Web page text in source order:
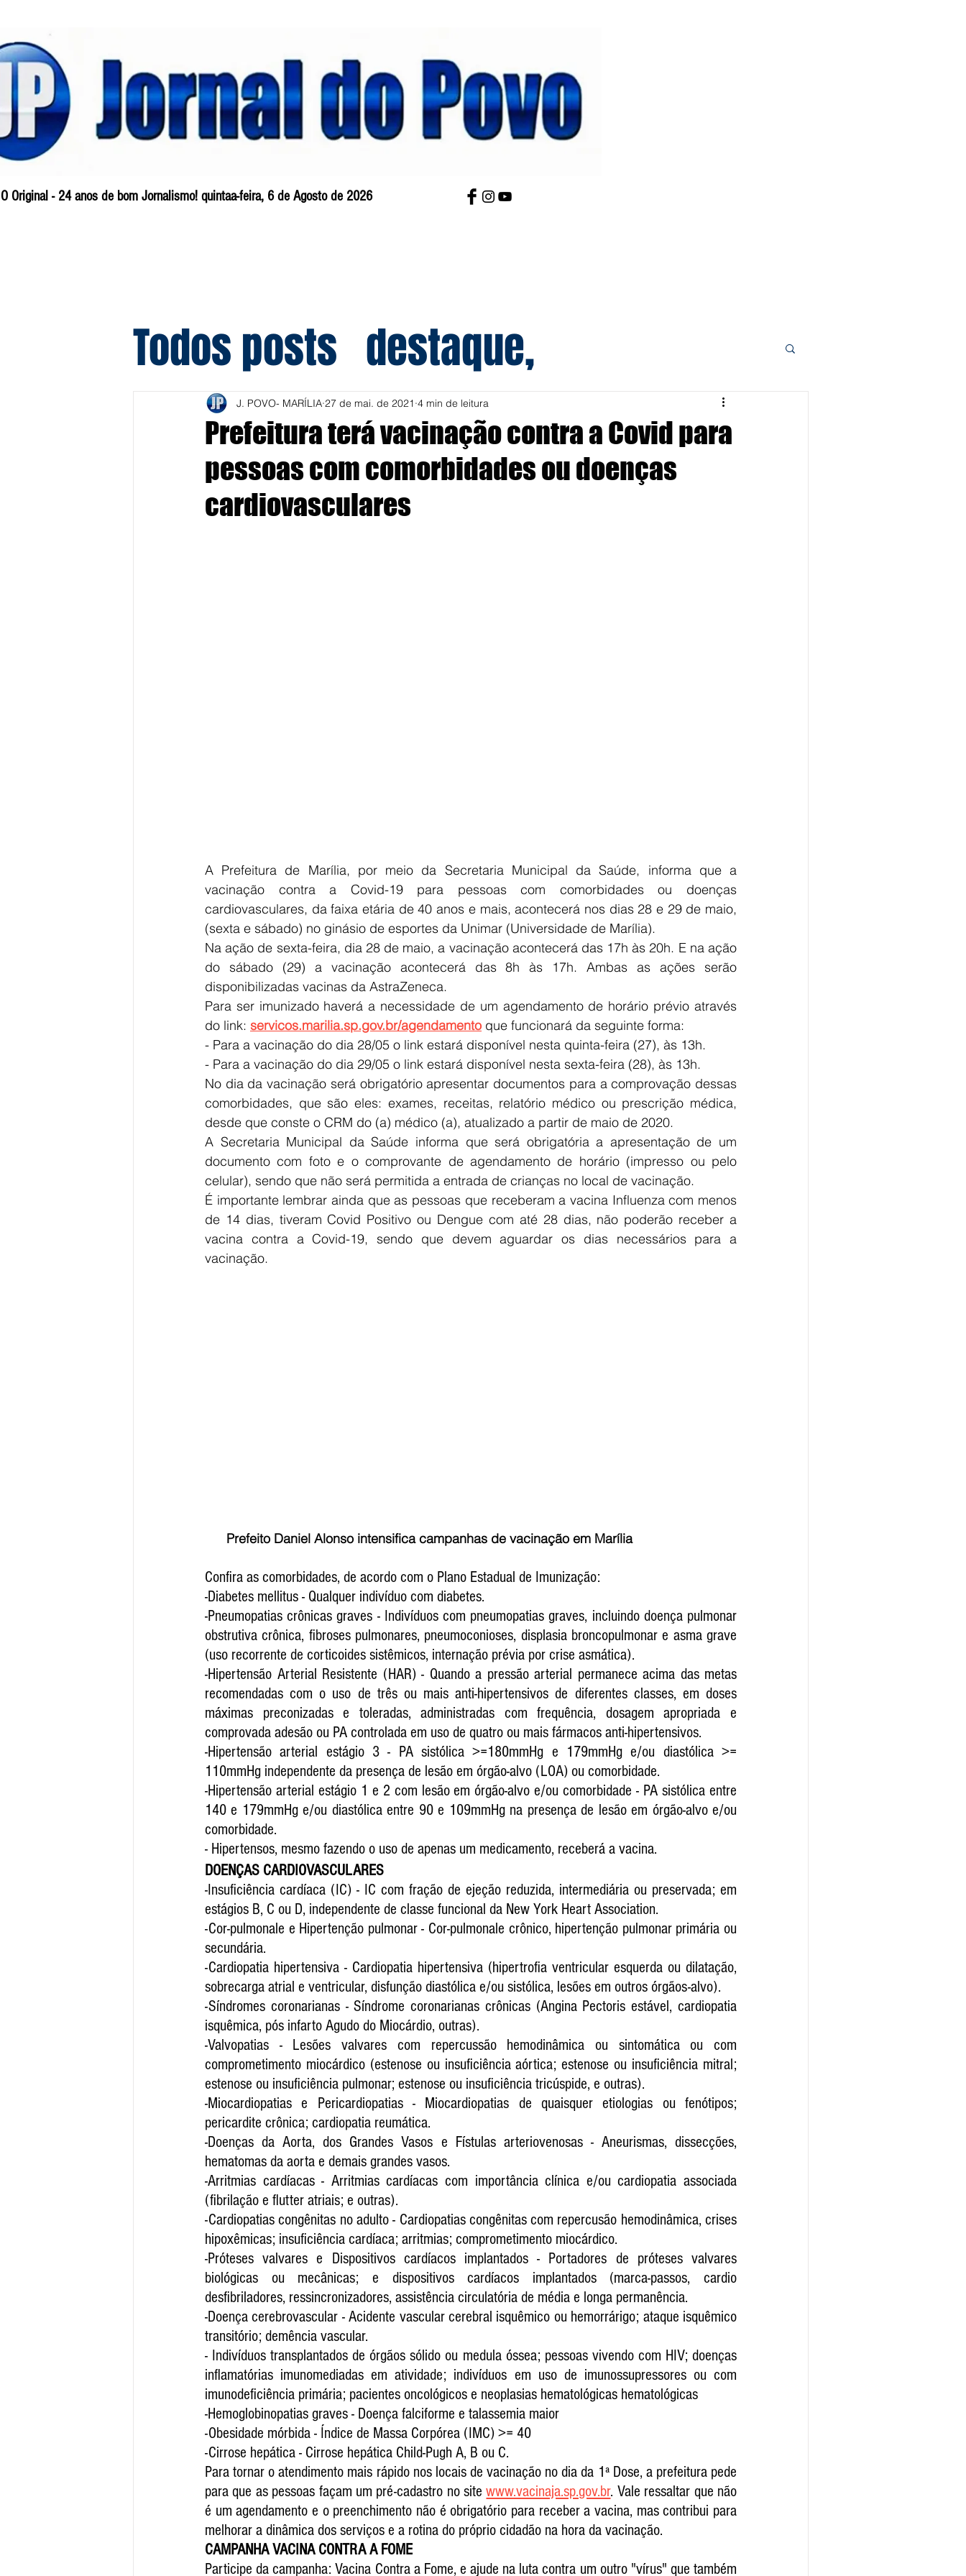
O Original - 24 anos de bom Jornalismo! quintaa-feira, 6 de Agosto de 2026
Todos posts destaque,
Prefeitura terá vacinação contra a Covid para
pessoas com comorbidades ou doenças
cardiovasculares
J. POVO- MARÍLIA 27 de mai. de 2021 4 min de leitura
A Prefeitura de Marília, por meio da Secretaria Municipal da Saúde, informa que a
vacinação contra a Covid-19 para pessoas com comorbidades ou doenças
cardiovasculares, da faixa etária de 40 anos e mais, acontecerá nos dias 28 e 29 de maio,
(sexta e sábado) no ginásio de esportes da Unimar (Universidade de Marília).
Na ação de sexta-feira, dia 28 de maio, a vacinação acontecerá das 17h às 20h. E na ação
do sábado (29) a vacinação acontecerá das 8h às 17h. Ambas as ações serão
disponibilizadas vacinas da AstraZeneca.
Para ser imunizado haverá a necessidade de um agendamento de horário prévio através
do link: servicos.marilia.sp.gov.br/agendamento que funcionará da seguinte forma:
- Para a vacinação do dia 28/05 o link estará disponível nesta quinta-feira (27), às 13h.
- Para a vacinação do dia 29/05 o link estará disponível nesta sexta-feira (28), às 13h.
No dia da vacinação será obrigatório apresentar documentos para a comprovação dessas
comorbidades, que são eles: exames, receitas, relatório médico ou prescrição médica,
desde que conste o CRM do (a) médico (a), atualizado a partir de maio de 2020.
A Secretaria Municipal da Saúde informa que será obrigatória a apresentação de um
documento com foto e o comprovante de agendamento de horário (impresso ou pelo
celular), sendo que não será permitida a entrada de crianças no local de vacinação.
É importante lembrar ainda que as pessoas que receberam a vacina Influenza com menos
de 14 dias, tiveram Covid Positivo ou Dengue com até 28 dias, não poderão receber a
vacina contra a Covid-19, sendo que devem aguardar os dias necessários para a
vacinação.
      Prefeito Daniel Alonso intensifica campanhas de vacinação em Marília
Confira as comorbidades, de acordo com o Plano Estadual de Imunização:
-Diabetes mellitus - Qualquer indivíduo com diabetes.
-Pneumopatias crônicas graves - Indivíduos com pneumopatias graves, incluindo doença pulmonar
obstrutiva crônica, fibroses pulmonares, pneumoconioses, displasia broncopulmonar e asma grave
(uso recorrente de corticoides sistêmicos, internação prévia por crise asmática).
-Hipertensão Arterial Resistente (HAR) - Quando a pressão arterial permanece acima das metas
recomendadas com o uso de três ou mais anti-hipertensivos de diferentes classes, em doses
máximas preconizadas e toleradas, administradas com frequência, dosagem apropriada e
comprovada adesão ou PA controlada em uso de quatro ou mais fármacos anti-hipertensivos.
-Hipertensão arterial estágio 3 - PA sistólica >=180mmHg e 179mmHg e/ou diastólica >=
110mmHg independente da presença de lesão em órgão-alvo (LOA) ou comorbidade.
-Hipertensão arterial estágio 1 e 2 com lesão em órgão-alvo e/ou comorbidade - PA sistólica entre
140 e 179mmHg e/ou diastólica entre 90 e 109mmHg na presença de lesão em órgão-alvo e/ou
comorbidade.
- Hipertensos, mesmo fazendo o uso de apenas um medicamento, receberá a vacina.
DOENÇAS CARDIOVASCULARES
-Insuficiência cardíaca (IC) - IC com fração de ejeção reduzida, intermediária ou preservada; em
estágios B, C ou D, independente de classe funcional da New York Heart Association.
-Cor-pulmonale e Hipertenção pulmonar - Cor-pulmonale crônico, hipertenção pulmonar primária ou
secundária.
-Cardiopatia hipertensiva - Cardiopatia hipertensiva (hipertrofia ventricular esquerda ou dilatação,
sobrecarga atrial e ventricular, disfunção diastólica e/ou sistólica, lesões em outros órgãos-alvo).
-Síndromes coronarianas - Síndrome coronarianas crônicas (Angina Pectoris estável, cardiopatia
isquêmica, pós infarto Agudo do Miocárdio, outras).
-Valvopatias - Lesões valvares com repercussão hemodinâmica ou sintomática ou com
comprometimento miocárdico (estenose ou insuficiência aórtica; estenose ou insuficiência mitral;
estenose ou insuficiência pulmonar; estenose ou insuficiência tricúspide, e outras).
-Miocardiopatias e Pericardiopatias - Miocardiopatias de quaisquer etiologias ou fenótipos;
pericardite crônica; cardiopatia reumática.
-Doenças da Aorta, dos Grandes Vasos e Fístulas arteriovenosas - Aneurismas, dissecções,
hematomas da aorta e demais grandes vasos.
-Arritmias cardíacas - Arritmias cardíacas com importância clínica e/ou cardiopatia associada
(fibrilação e flutter atriais; e outras).
-Cardiopatias congênitas no adulto - Cardiopatias congênitas com repercusão hemodinâmica, crises
hipoxêmicas; insuficiência cardíaca; arritmias; comprometimento miocárdico.
-Próteses valvares e Dispositivos cardíacos implantados - Portadores de próteses valvares
biológicas ou mecânicas; e dispositivos cardíacos implantados (marca-passos, cardio
desfibriladores, ressincronizadores, assistência circulatória de média e longa permanência.
-Doença cerebrovascular - Acidente vascular cerebral isquêmico ou hemorrárigo; ataque isquêmico
transitório; demência vascular.
- Indivíduos transplantados de órgãos sólido ou medula óssea; pessoas vivendo com HIV; doenças
inflamatórias imunomediadas em atividade; indivíduos em uso de imunossupressores ou com
imunodeficiência primária; pacientes oncológicos e neoplasias hematológicas hematológicas
-Hemoglobinopatias graves - Doença falciforme e talassemia maior
-Obesidade mórbida - Índice de Massa Corpórea (IMC) >= 40
-Cirrose hepática - Cirrose hepática Child-Pugh A, B ou C.
Para tornar o atendimento mais rápido nos locais de vacinação no dia da 1ª Dose, a prefeitura pede
para que as pessoas façam um pré-cadastro no site www.vacinaja.sp.gov.br. Vale ressaltar que não
é um agendamento e o preenchimento não é obrigatório para receber a vacina, mas contribui para
melhorar a dinâmica dos serviços e a rotina do próprio cidadão na hora da vacinação.
CAMPANHA VACINA CONTRA A FOME
Participe da campanha: Vacina Contra a Fome, e ajude na luta contra um outro "vírus" que também